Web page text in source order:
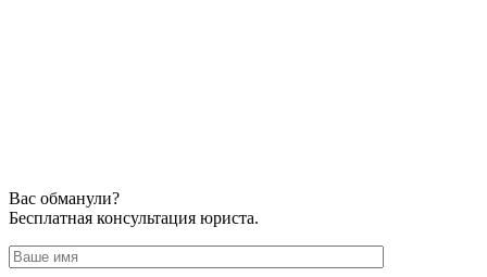
Вас обманули?
Бесплатная консультация юриста.